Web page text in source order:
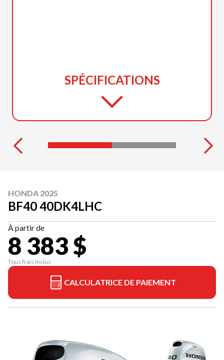
SPÉCIFICATIONS
HONDA 2025
BF40 40DK4LHC
À partir de
8 383 $
Tous frais inclus
CALCULATRICE DE PAIEMENT